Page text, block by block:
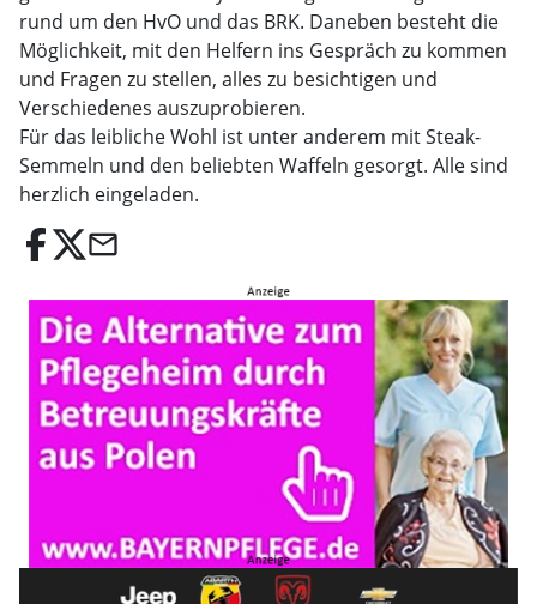
rund um den HvO und das BRK. Daneben besteht die
Möglichkeit, mit den Helfern ins Gespräch zu kommen
und Fragen zu stellen, alles zu besichtigen und
Verschiedenes auszuprobieren.
Für das leibliche Wohl ist unter anderem mit Steak-
Semmeln und den beliebten Waffeln gesorgt. Alle sind
herzlich eingeladen.
email